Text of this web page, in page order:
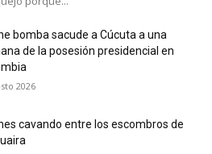
bomba sacude a Cúcuta a una
de la posesión presidencial en
2026
cavando entre los escombros de